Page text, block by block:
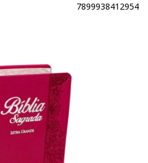
7899938412954